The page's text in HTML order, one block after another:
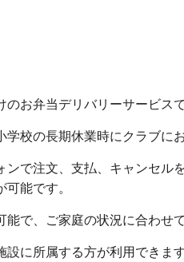
お弁当デリバリーサービスで
校の長期休業時にクラブに
ンで注文、支払、キャンセル
能です。
能で、ご家庭の状況に合わせ
に所属する方が利用できます